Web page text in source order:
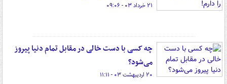
۲۱ خرداد ۰۳ - ۰۹:۰۶
چه کسی با دست خالی در مقابل تمام دنیا پیروز
می‌شود؟
۲۰ اردیبهشت ۰۳ - ۱۱:۱۱